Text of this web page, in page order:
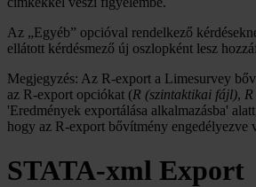
Az „Egyéb” opcióval rendelkező
ellátott kérdésmező új oszlopként lesz
Megjegyzés: Az R-export a Limesurvey
az R-export opciókat (R (szintaktikai fájl),
'Eredmények exportálása alkalmazásba'
hogy az R-export bővítmény engedélyezve
STATA-xml Export